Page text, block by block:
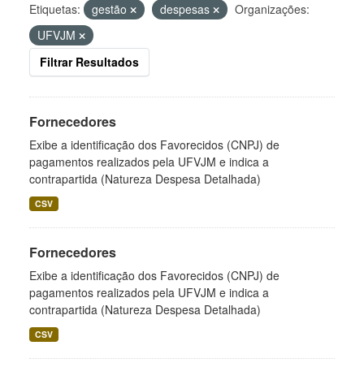
Etiquetas: gestão despesas
Organizações:
UFVJM
Filtrar Resultados
Fornecedores
Exibe a identificação dos Favorecidos (CNPJ) de
pagamentos realizados pela UFVJM e indica a
contrapartida (Natureza Despesa Detalhada)
CSV
Fornecedores
Exibe a identificação dos Favorecidos (CNPJ) de
pagamentos realizados pela UFVJM e indica a
contrapartida (Natureza Despesa Detalhada)
CSV